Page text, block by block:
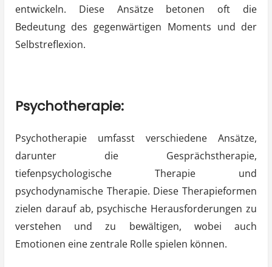
entwickeln. Diese Ansätze betonen oft die
Bedeutung des gegenwärtigen Moments und der
Selbstreflexion.
Psychotherapie:
Psychotherapie umfasst verschiedene Ansätze,
darunter die Gesprächstherapie,
tiefenpsychologische Therapie und
psychodynamische Therapie. Diese Therapieformen
zielen darauf ab, psychische Herausforderungen zu
verstehen und zu bewältigen, wobei auch
Emotionen eine zentrale Rolle spielen können.